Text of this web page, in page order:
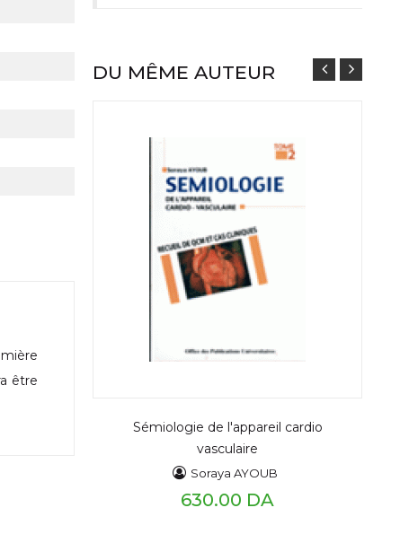
être
DU MÊME AUTEUR
Sémiologie de l'appareil cardio
vasculaire
Soraya AYOUB
630.00 DA